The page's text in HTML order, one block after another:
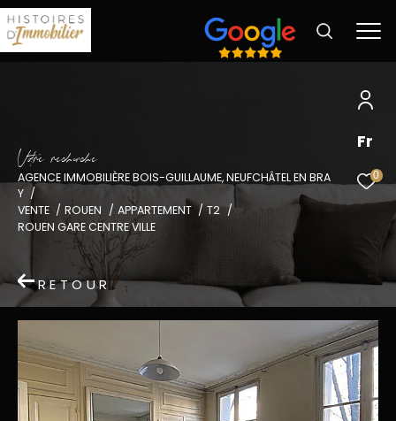
Fr
0
Vore recece
AGENCE IMMOBILIÈRE BOIS-GUILLAUME, NEUFCHÂTEL EN BRA
Y
VENTE
ROUEN APPARTEMENT
T2
ROUEN GARE CENTRE VILLE
RETOUR